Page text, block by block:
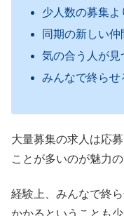
少人数の募集
同期の新しい仲
気の合う人が
みんなで終らせ
大量募集の求人は応
ことが多いのが魅力の
経験上、みんなで終